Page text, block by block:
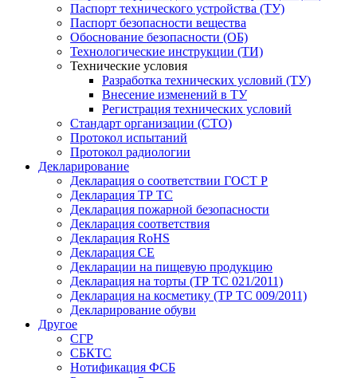
Паспорт технического устройства (ТУ)
Паспорт безопасности вещества
Обоснование безопасности (ОБ)
Технологические инструкции (ТИ)
Технические условия
Разработка технических условий (ТУ)
Внесение изменений в ТУ
Регистрация технических условий
Стандарт организации (СТО)
Протокол испытаний
Протокол радиологии
Декларирование
Декларация о соответствии ГОСТ Р
Декларация ТР ТС
Декларация пожарной безопасности
Декларация соответствия
Декларация RoHS
Декларация СЕ
Декларации на пищевую продукцию
Декларация на торты (ТР ТС 021/2011)
Декларация на косметику (ТР ТС 009/2011)
Декларирование обуви
Другое
СГР
СБКТС
Нотификация ФСБ